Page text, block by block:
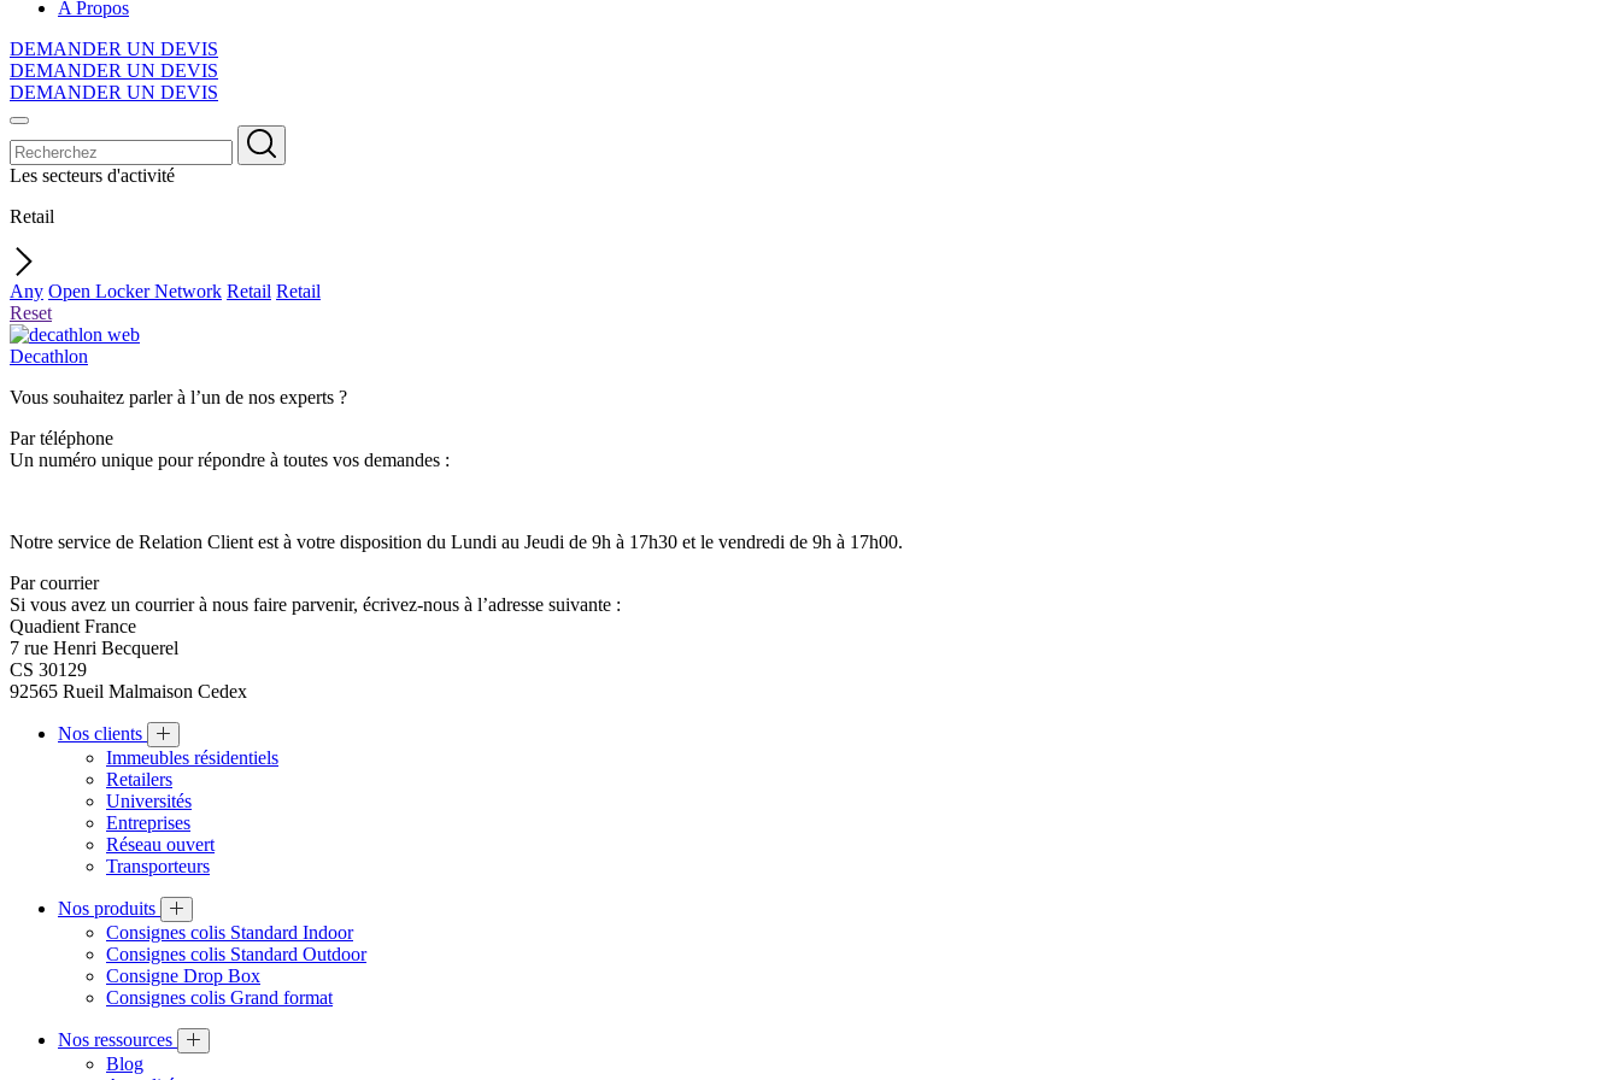
A Propos
DEMANDER UN DEVIS
DEMANDER UN DEVIS
DEMANDER UN DEVIS
Les secteurs d'activité
Retail
Any Open Locker Network Retail Retail
Reset
Decathlon
Vous souhaitez parler à l’un de nos experts ?
Par téléphone
Un numéro unique pour répondre à toutes vos demandes :
Notre service de Relation Client est à votre disposition du Lundi au Jeudi de 9h à 17h30 et le vendredi de 9h à 17h00.
Par courrier
Si vous avez un courrier à nous faire parvenir, écrivez-nous à l’adresse suivante :
Quadient France
7 rue Henri Becquerel
CS 30129
92565 Rueil Malmaison Cedex
Nos clients
Immeubles résidentiels
Retailers
Universités
Entreprises
Réseau ouvert
Transporteurs
Nos produits
Consignes colis Standard Indoor
Consignes colis Standard Outdoor
Consigne Drop Box
Consignes colis Grand format
Nos ressources
Blog